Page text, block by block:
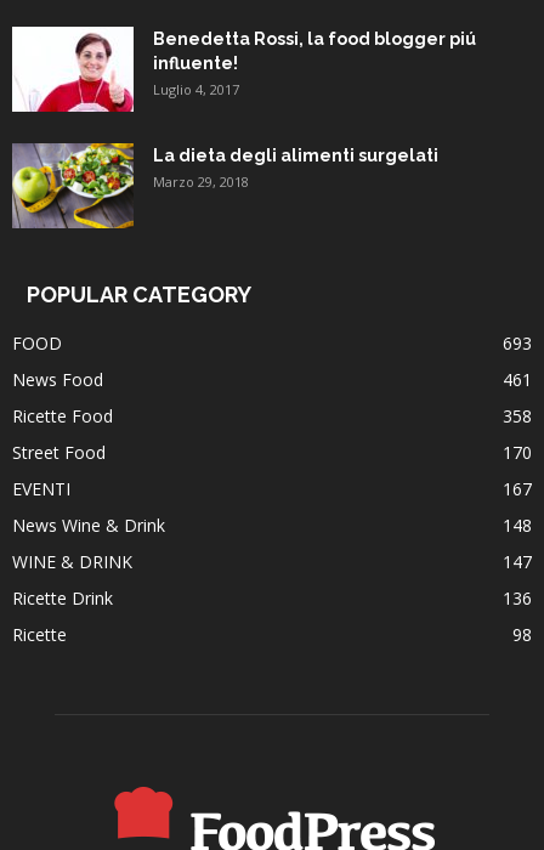
Benedetta Rossi, la food blogger piú
influente!
Luglio 4, 2017
La dieta degli alimenti surgelati
Marzo 29, 2018
POPULAR CATEGORY
FOOD
693
News Food
461
Ricette Food
358
Street Food
170
EVENTI
167
News Wine & Drink
148
WINE & DRINK
147
Ricette Drink
136
Ricette
98